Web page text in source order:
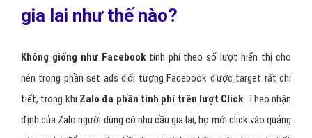
gia lai như thế nào?
Không giống như Facebook tính phí theo số lượt hiển thị cho
nên trong phần set ads đối tượng Facebook được target rất chi
tiết, trong khi Zalo đa phần tính phí trên lượt Click . Theo nhận
định của Zalo người dùng có nhu cầu gia lai, họ mới click vào quảng